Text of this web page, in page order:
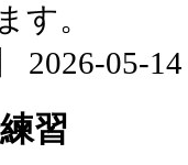
す。
2026-05-
習